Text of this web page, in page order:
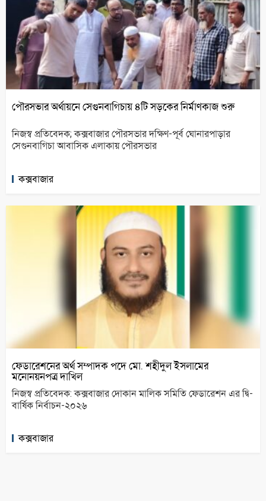
পৌরসভার অর্থায়নে সেগুনবাগিচায় ৪টি সড়কের নির্মাণকাজ শুরু
নিজস্ব প্রতিবেদক; কক্সবাজার পৌরসভার দক্ষিণ-পূর্ব ঘোনারপাড়ার
সেগুনবাগিচা আবাসিক এলাকায় পৌরসভার
কক্সবাজার
ফেডারেশনের অর্থ সম্পাদক পদে মো. শহীদুল ইসলামের
মনোনয়নপত্র দাখিল
নিজস্ব প্রতিবেদক: কক্সবাজার দোকান মালিক সমিতি ফেডারেশন এর দ্বি-
বার্ষিক নির্বাচন-২০২৬
কক্সবাজার